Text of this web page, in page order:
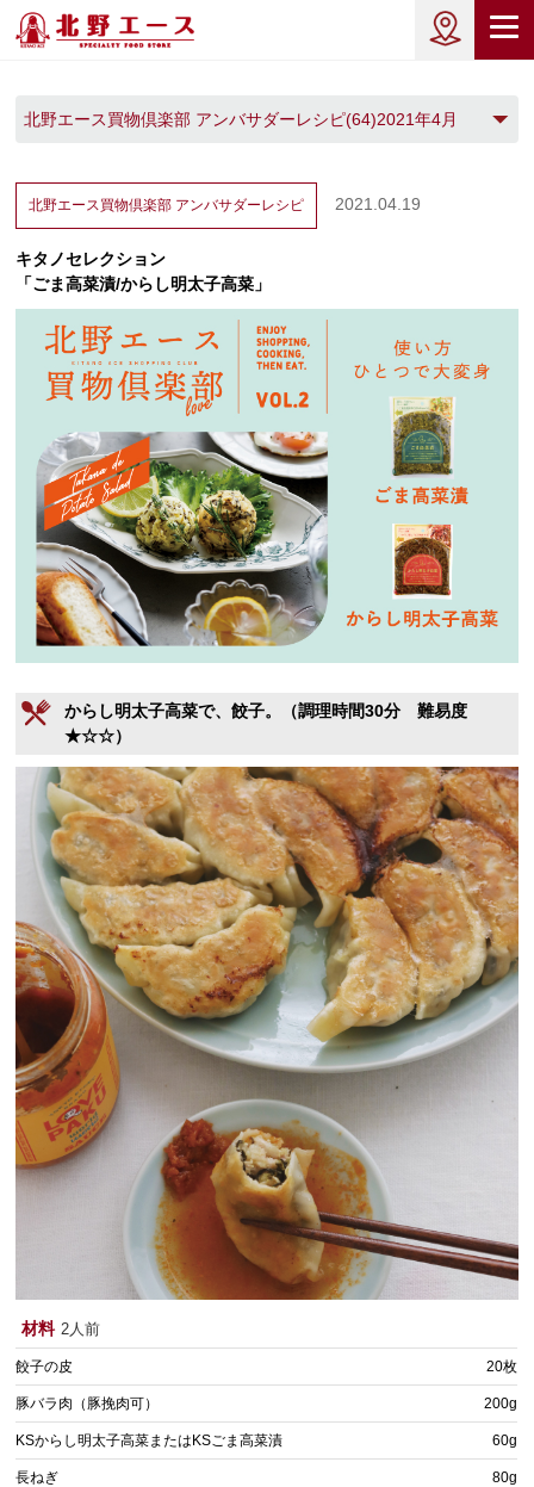
北野エース買物倶楽部 アンバサダーレシピ(64)2021年4月
北野エース買物倶楽部 アンバサダーレシピ 2021.04.19
キタノセレクション
「ごま高菜漬/からし明太子高菜」
からし明太子高菜で、餃子。（調理時間30分 難易度
★☆☆）
材料 2人前
餃子の皮 20枚
豚バラ肉（豚挽肉可） 200g
KSからし明太子高菜またはKSごま高菜漬 60g
長ねぎ 80g